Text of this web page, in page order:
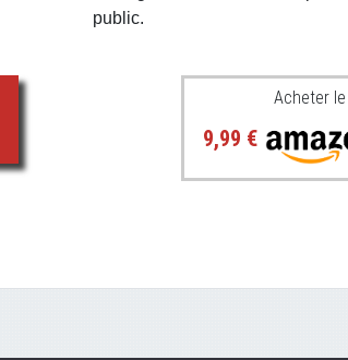
public.
Acheter le
9,99 €